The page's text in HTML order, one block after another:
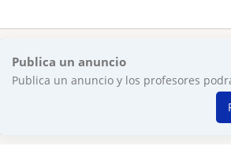
Publica un anuncio
Publica un anuncio y los profesores